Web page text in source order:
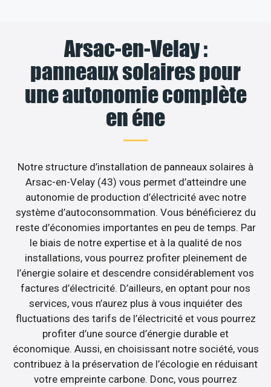
Arsac-en-Velay :
panneaux solaires pour
une autonomie complète
en éne
Notre structure d’installation de panneaux solaires à
Arsac-en-Velay (43) vous permet d’atteindre une
autonomie de production d’électricité avec notre
système d’autoconsommation. Vous bénéficierez du
reste d’économies importantes en peu de temps. Par
le biais de notre expertise et à la qualité de nos
installations, vous pourrez profiter pleinement de
l’énergie solaire et descendre considérablement vos
factures d’électricité. D’ailleurs, en optant pour nos
services, vous n’aurez plus à vous inquiéter des
fluctuations des tarifs de l’électricité et vous pourrez
profiter d’une source d’énergie durable et
économique. Aussi, en choisissant notre société, vous
contribuez à la préservation de l’écologie en réduisant
votre empreinte carbone. Donc, vous pourrez